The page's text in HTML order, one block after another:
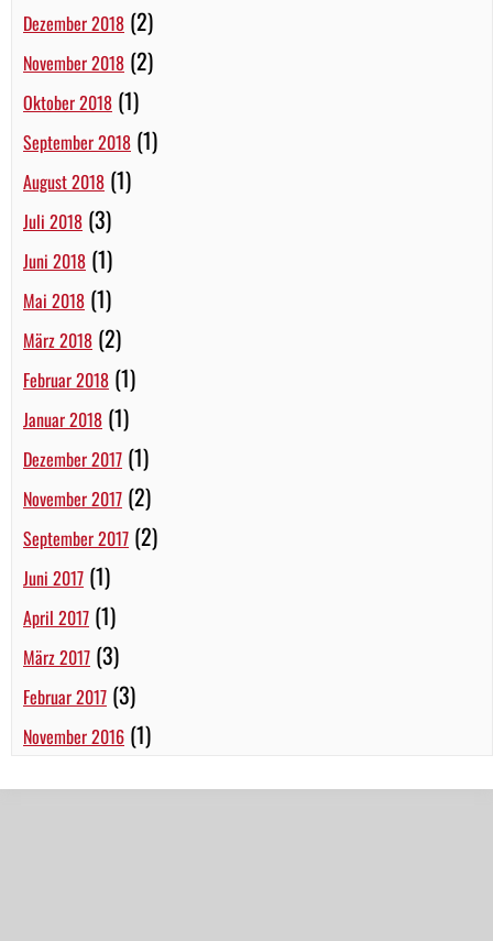
Dezember 2018 (2)
November 2018 (2)
Oktober 2018 (1)
September 2018 (1)
August 2018 (1)
Juli 2018 (3)
Juni 2018 (1)
Mai 2018 (1)
März 2018 (2)
Februar 2018 (1)
Januar 2018 (1)
Dezember 2017 (1)
November 2017 (2)
September 2017 (2)
Juni 2017 (1)
April 2017 (1)
März 2017 (3)
Februar 2017 (3)
November 2016 (1)